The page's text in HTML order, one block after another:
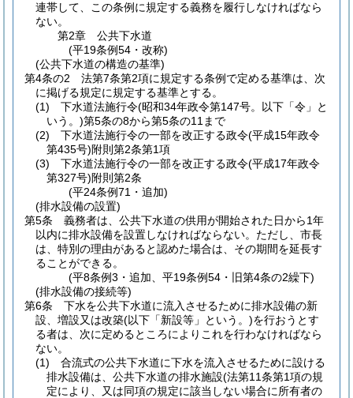
連帯して、この条例に規定する義務を履行しなければなら
ない。
第2章
公共下水道
(平19条例54・改称)
(公共下水道の構造の基準)
第4条の2
法第7条第2項に規定する条例で定める基準は、次
に掲げる規定に規定する基準とする。
(1)
下水道法施行令(昭和34年政令第147号。以下「令」と
いう。)第5条の8から第5条の11まで
(2)
下水道法施行令の一部を改正する政令(平成15年政令
第435号)附則第2条第1項
(3)
下水道法施行令の一部を改正する政令(平成17年政令
第327号)附則第2条
(平24条例71・追加)
(排水設備の設置)
第5条
義務者は、公共下水道の供用が開始された日から1年
以内に排水設備を設置しなければならない。 ただし、市長
は、特別の理由があると認めた場合は、その期間を延長す
ることができる。
(平8条例3・追加、平19条例54・旧第4条の2繰下)
(排水設備の接続等)
第6条
下水を公共下水道に流入させるために排水設備の新
設、増設又は改築(以下「新設等」という。)を行おうとす
る者は、次に定めるところによりこれを行わなければなら
ない。
(1)
合流式の公共下水道に下水を流入させるために設ける
排水設備は、公共下水道の排水施設(法第11条第1項の規
定により、又は同項の規定に該当しない場合に所有者の